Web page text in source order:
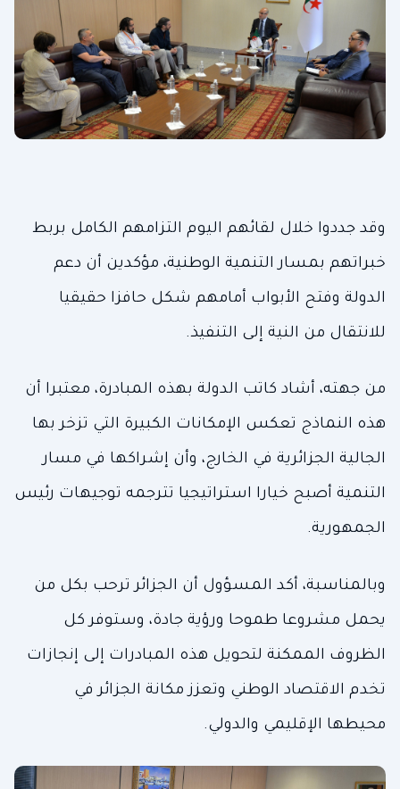
وقد جددوا خلال لقائهم اليوم التزامهم الكامل بربط
خبراتهم بمسار التنمية الوطنية، مؤكدين أن دعم
الدولة وفتح الأبواب أمامهم شكل حافزا حقيقيا
للانتقال من النية إلى التنفيذ.
من جهته، أشاد كاتب الدولة بهذه المبادرة، معتبرا أن
هذه النماذج تعكس الإمكانات الكبيرة التي تزخر بها
الجالية الجزائرية في الخارج، وأن إشراكها في مسار
التنمية أصبح خيارا استراتيجيا تترجمه توجيهات رئيس
الجمهورية.
وبالمناسبة، أكد المسؤول أن الجزائر ترحب بكل من
يحمل مشروعا طموحا ورؤية جادة، وستوفر كل
الظروف الممكنة لتحويل هذه المبادرات إلى إنجازات
تخدم الاقتصاد الوطني وتعزز مكانة الجزائر في
محيطها الإقليمي والدولي.